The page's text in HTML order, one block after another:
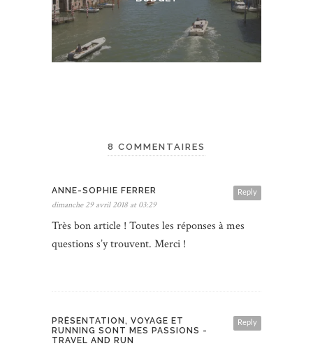
8 COMMENTAIRES
Reply
ANNE-SOPHIE FERRER
dimanche 29 avril 2018 at 03:29
Très bon article ! Toutes les réponses à mes
questions s’y trouvent. Merci !
Reply
PRÉSENTATION, VOYAGE ET
RUNNING SONT MES PASSIONS -
TRAVEL AND RUN